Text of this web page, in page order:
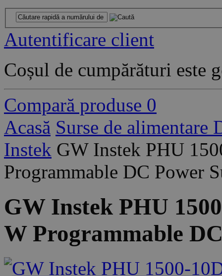
Autentificare client
Coșul de cumpărături este
Compară produse 0
Acasă Surse de alimentare
Instek GW Instek PHU
Programmable DC Power
GW Instek PHU
W Programmable